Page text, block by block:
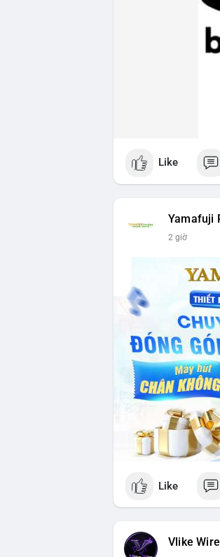
Like
Yamafuji
2 giờ
Like
Vlike Wire